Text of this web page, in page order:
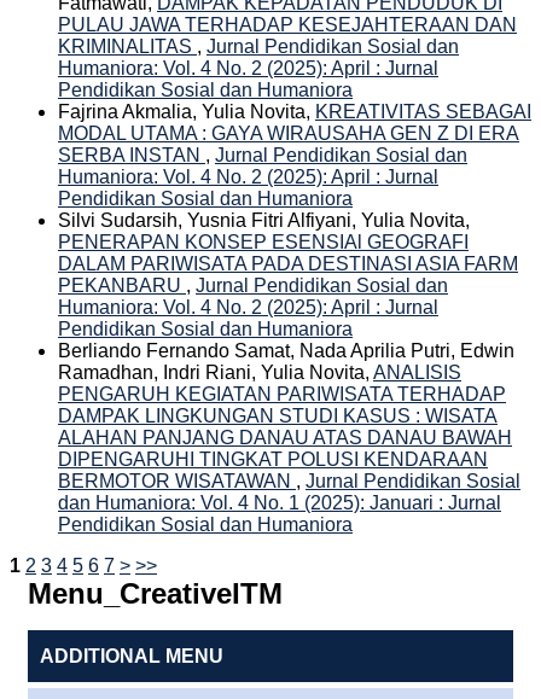
PULAU JAWA TERHADAP KESEJAHTERAAN DAN
KRIMINALITAS , Jurnal Pendidikan Sosial dan
Humaniora: Vol. 4 No. 2 (2025): April : Jurnal
Pendidikan Sosial dan Humaniora
Fajrina Akmalia, Yulia Novita, KREATIVITAS SEBAGAI
MODAL UTAMA : GAYA WIRAUSAHA GEN Z DI ERA
SERBA INSTAN , Jurnal Pendidikan Sosial dan
Humaniora: Vol. 4 No. 2 (2025): April : Jurnal
Pendidikan Sosial dan Humaniora
Silvi Sudarsih, Yusnia Fitri Alfiyani, Yulia Novita,
PENERAPAN KONSEP ESENSIAl GEOGRAFI
DALAM PARIWISATA PADA DESTINASI ASIA FARM
PEKANBARU , Jurnal Pendidikan Sosial dan
Humaniora: Vol. 4 No. 2 (2025): April : Jurnal
Pendidikan Sosial dan Humaniora
Berliando Fernando Samat, Nada Aprilia Putri, Edwin
Ramadhan, Indri Riani, Yulia Novita, ANALISIS
PENGARUH KEGIATAN PARIWISATA TERHADAP
DAMPAK LINGKUNGAN STUDI KASUS : WISATA
ALAHAN PANJANG DANAU ATAS DANAU BAWAH
DIPENGARUHI TINGKAT POLUSI KENDARAAN
BERMOTOR WISATAWAN , Jurnal Pendidikan Sosial
dan Humaniora: Vol. 4 No. 1 (2025): Januari : Jurnal
Pendidikan Sosial dan Humaniora
1 2 3 4 5 6 7 > >>
Menu_CreativeITM
ADDITIONAL MENU